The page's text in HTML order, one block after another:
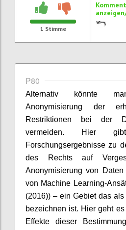
1 Stimme
P80
Alternativ könnte
Anonymisierung der
Restriktionen bei der
vermeiden. Hier
Forschungsergebnisse zu
des Rechts auf
Anonymisierung von
von Machine Learning-
(2016)) – ein Gebiet das
bezeichnen ist. Hier geht
Effekte dieser